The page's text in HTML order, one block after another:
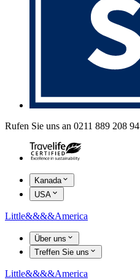
Rufen Sie uns an 0211 889 208 94
Kanada
USA
Little&&&&America
Über uns
Treffen Sie uns
Little&&&&America